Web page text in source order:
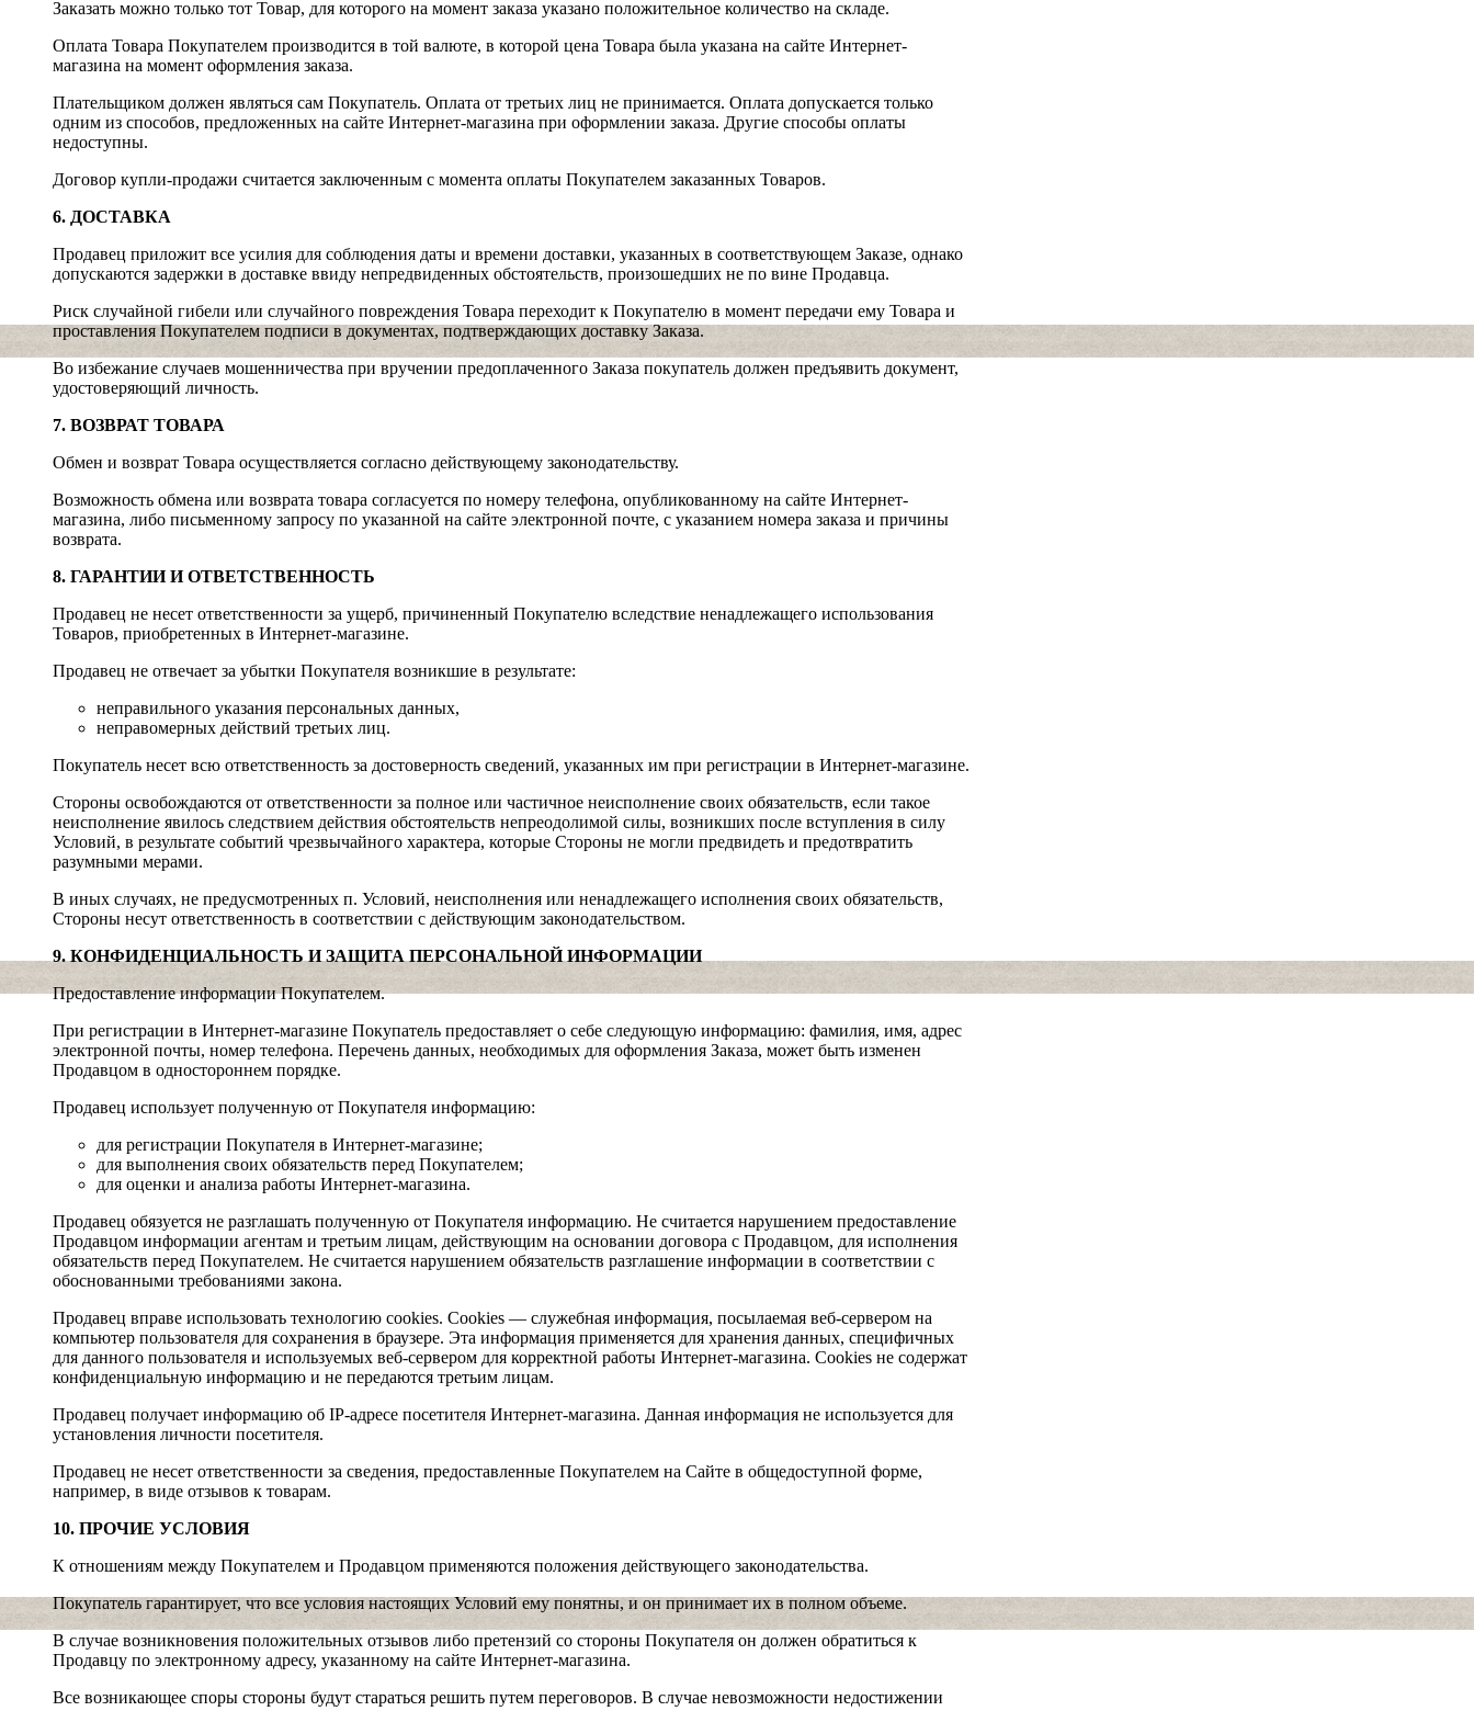
Заказать можно только тот Товар, для которого на момент заказа указано положительное количество на складе.
Оплата Товара Покупателем производится в той валюте, в которой цена Товара была указана на сайте Интернет-
магазина на момент оформления заказа.
Плательщиком должен являться сам Покупатель. Оплата от третьих лиц не принимается. Оплата допускается только
одним из способов, предложенных на сайте Интернет-магазина при оформлении заказа. Другие способы оплаты
недоступны.
Договор купли-продажи считается заключенным с момента оплаты Покупателем заказанных Товаров.
6. ДОСТАВКА
Продавец приложит все усилия для соблюдения даты и времени доставки, указанных в соответствующем Заказе, однако
допускаются задержки в доставке ввиду непредвиденных обстоятельств, произошедших не по вине Продавца.
Риск случайной гибели или случайного повреждения Товара переходит к Покупателю в момент передачи ему Товара и
проставления Покупателем подписи в документах, подтверждающих доставку Заказа.
Во избежание случаев мошенничества при вручении предоплаченного Заказа покупатель должен предъявить документ,
удостоверяющий личность.
7. ВОЗВРАТ ТОВАРА
Обмен и возврат Товара осуществляется согласно действующему законодательству.
Возможность обмена или возврата товара согласуется по номеру телефона, опубликованному на сайте Интернет-
магазина, либо письменному запросу по указанной на сайте электронной почте, с указанием номера заказа и причины
возврата.
8. ГАРАНТИИ И ОТВЕТСТВЕННОСТЬ
Продавец не несет ответственности за ущерб, причиненный Покупателю вследствие ненадлежащего использования
Товаров, приобретенных в Интернет-магазине.
Продавец не отвечает за убытки Покупателя возникшие в результате:
неправильного указания персональных данных,
неправомерных действий третьих лиц.
Покупатель несет всю ответственность за достоверность сведений, указанных им при регистрации в Интернет-магазине.
Стороны освобождаются от ответственности за полное или частичное неисполнение своих обязательств, если такое
неисполнение явилось следствием действия обстоятельств непреодолимой силы, возникших после вступления в силу
Условий, в результате событий чрезвычайного характера, которые Стороны не могли предвидеть и предотвратить
разумными мерами.
В иных случаях, не предусмотренных п. Условий, неисполнения или ненадлежащего исполнения своих обязательств,
Стороны несут ответственность в соответствии с действующим законодательством.
9. КОНФИДЕНЦИАЛЬНОСТЬ И ЗАЩИТА ПЕРСОНАЛЬНОЙ ИНФОРМАЦИИ
Предоставление информации Покупателем.
При регистрации в Интернет-магазине Покупатель предоставляет о себе следующую информацию: фамилия, имя, адрес
электронной почты, номер телефона. Перечень данных, необходимых для оформления Заказа, может быть изменен
Продавцом в одностороннем порядке.
Продавец использует полученную от Покупателя информацию:
для регистрации Покупателя в Интернет-магазине;
для выполнения своих обязательств перед Покупателем;
для оценки и анализа работы Интернет-магазина.
Продавец обязуется не разглашать полученную от Покупателя информацию. Не считается нарушением предоставление
Продавцом информации агентам и третьим лицам, действующим на основании договора с Продавцом, для исполнения
обязательств перед Покупателем. Не считается нарушением обязательств разглашение информации в соответствии с
обоснованными требованиями закона.
Продавец вправе использовать технологию cookies. Cookies — служебная информация, посылаемая веб-сервером на
компьютер пользователя для сохранения в браузере. Эта информация применяется для хранения данных, специфичных
для данного пользователя и используемых веб-сервером для корректной работы Интернет-магазина. Cookies не содержат
конфиденциальную информацию и не передаются третьим лицам.
Продавец получает информацию об IP-адресе посетителя Интернет-магазина. Данная информация не используется для
установления личности посетителя.
Продавец не несет ответственности за сведения, предоставленные Покупателем на Сайте в общедоступной форме,
например, в виде отзывов к товарам.
10. ПРОЧИЕ УСЛОВИЯ
К отношениям между Покупателем и Продавцом применяются положения действующего законодательства.
Покупатель гарантирует, что все условия настоящих Условий ему понятны, и он принимает их в полном объеме.
В случае возникновения положительных отзывов либо претензий со стороны Покупателя он должен обратиться к
Продавцу по электронному адресу, указанному на сайте Интернет-магазина.
Все возникающее споры стороны будут стараться решить путем переговоров. В случае невозможности недостижении